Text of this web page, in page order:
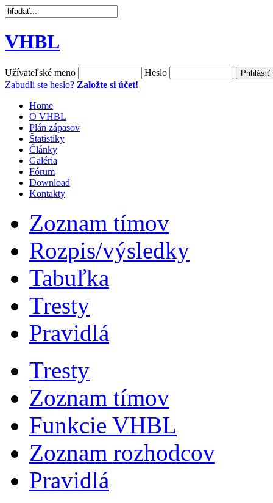
VHBL
Užívateľské meno
Heslo
Zabudli ste heslo? Založte si účet!
Home
O VHBL
Plán zápasov
Štatistiky
Články
Galéria
Fórum
Download
Kontakty
Zoznam tímov
Rozpis/výsledky
Tabuľka
Tresty
Pravidlá
Tresty
Zoznam tímov
Funkcie VHBL
Zoznam rozhodcov
Pravidlá